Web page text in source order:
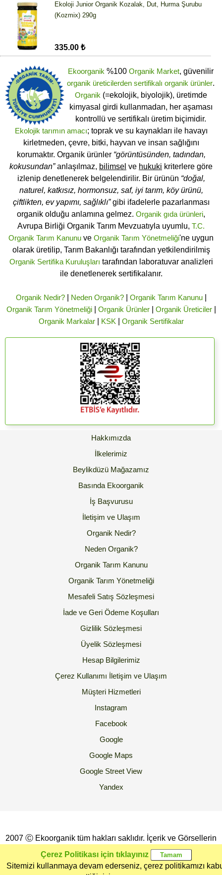
Ekoloji Junior Organik Kozalak, Dut, Hurma Şurubu
(Kozmix) 290g
335.00 ₺
Ekoorganik %100 Organik Market, güvenilir
organik üreticilerden sertifikalı organik ürünler.
Organik (=ekolojik, biyolojik), üretimde
kimyasal girdi kullanmadan, her aşaması
kontrollü ve sertifikalı üretim biçimidir.
Ekolojik tarımın amacı; toprak ve su kaynakları ile havayı
kirletmeden, çevre, bitki, hayvan ve insan sağlığını
korumaktır. Organik ürünler “görüntüsünden, tadından,
kokusundan”anlaşılmaz, bilimsel ve hukuki kriterlere göre
izlenip denetlenerek belgelendirilir. Bir ürünün “doğal,
naturel, katkısız, hormonsuz, saf, iyi tarım, köy ürünü,
çiftlikten, ev yapımı, sağlıklı”gibi ifadelerle pazarlanması
organik olduğu anlamına gelmez. Organik gıda ürünleri,
Avrupa Birliği Organik Tarım Mevzuatıyla uyumlu, T.C.
Organik Tarım Kanunu ve Organik Tarım Yönetmeliği'ne uygun
olarak üretilip, Tarım Bakanlığı tarafından yetkilendirilmiş
Organik Sertifika Kuruluşları tarafından laboratuvar analizleri
ile denetlenerek sertifikalanır.
Organik Nedir?| Neden Organik?| Organik Tarım Kanunu|
Organik Tarım Yönetmeliği| Organik Ürünler| Organik Üreticiler|
Organik Markalar| KSK Organik Sertifikalar
Hakkımızda
İlkelerimiz
Beylikdüzü Mağazamız
Basında Ekoorganik
İş Başvurusu
İletişim ve Ulaşım
Organik Nedir?
Neden Organik?
Organik Tarım Kanunu
Organik Tarım Yönetmeliği
Mesafeli Satış Sözleşmesi
İade ve Geri Ödeme Koşulları
Gizlilik Sözleşmesi
Üyelik Sözleşmesi
Hesap Bilgilerimiz
Çerez Kullanımı İletişim ve Ulaşım
Müşteri Hizmetleri
Instagram
Facebook
Google
Google Maps
Google Street View
Yandex
Çerez Politikası için tıklayınız
Sitemizi kullanmaya devam ederseniz, çerez politikamızı
2007 Ⓒ Ekoorganik tüm hakları saklıdır. İçerik ve Görsellerin
İzinsiz Kopyalanması yada Kullanılması Yasaktır.